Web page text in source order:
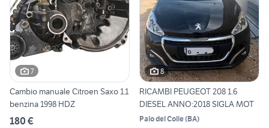
7
Cambio manuale Citroen Saxo 1.1
benzina 1998 HDZ
180 €
8
RICAMBI PEUGEOT 208 1.6
DIESEL ANNO:2018 SIGLA MOT
Palo del Colle(BA)